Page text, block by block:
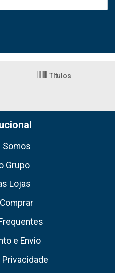
Títulos
Somos
Grupo
Lojas
e Envio
Privacidade